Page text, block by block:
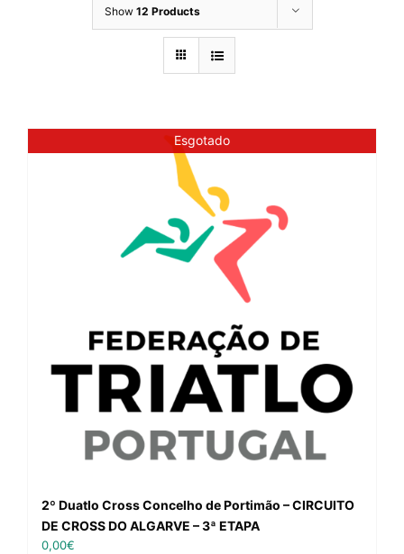
Show 12 Products
Esgotado
2º Duatlo Cross Concelho de Portimão – CIRCUITO
DE CROSS DO ALGARVE – 3ª ETAPA
0,00€